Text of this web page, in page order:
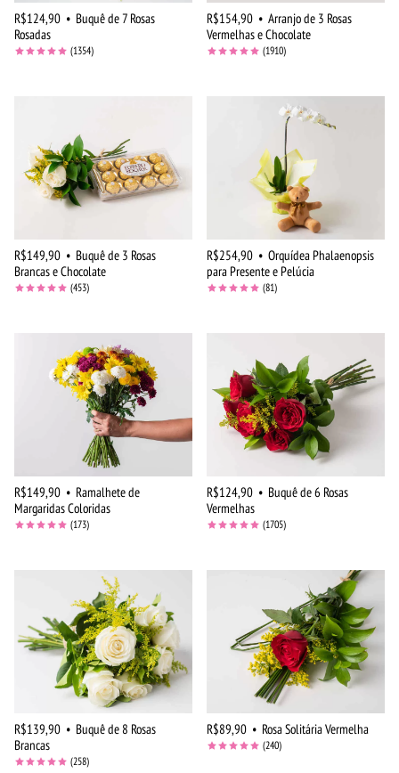
R$124,90 • Buquê de 7 Rosas
Rosadas
(1354)
R$154,90 • Arranjo de 3 Rosas
Vermelhas e Chocolate
(1910)
R$149,90 • Buquê de 3 Rosas
Brancas e Chocolate
(453)
R$254,90 • Orquídea Phalaenopsis
para Presente e Pelúcia
(81)
R$149,90 • Ramalhete de
Margaridas Coloridas
(173)
R$124,90 • Buquê de 6 Rosas
Vermelhas
(1705)
R$139,90 • Buquê de 8 Rosas
Brancas
(258)
R$89,90 • Rosa Solitária Vermelha
(240)